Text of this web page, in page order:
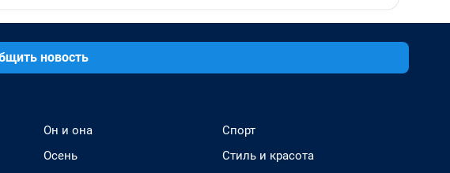
новость
Он и она
Осень
Спорт
Стиль и красота